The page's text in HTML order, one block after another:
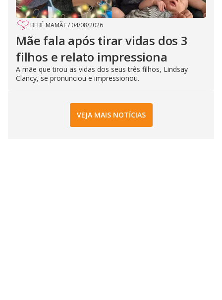
BEBÊ MAMÃE/ 04/08/2026
Mãe fala após tirar vidas dos 3
filhos e relato impressiona
A mãe que tirou as vidas dos seus três filhos, Lindsay
Clancy, se pronunciou e impressionou.
VEJA MAIS NOTÍCIAS